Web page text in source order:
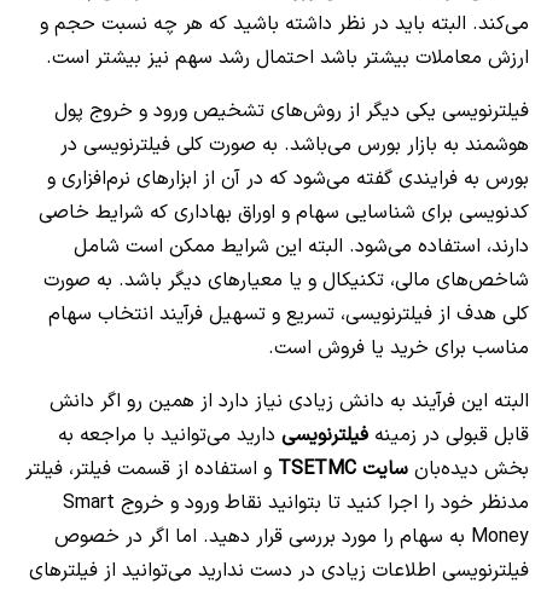
می‌کند. البته باید در نظر داشته باشید که هر چه نسبت حجم و
ارزش معاملات بیشتر باشد احتمال رشد سهم نیز بیشتر است.
فیلترنویسی یکی دیگر از روش‌های تشخیص ورود و خروج پول
هوشمند به بازار بورس می‌باشد. به صورت کلی فیلترنویسی در
بورس به فرایندی گفته می‌شود که در آن از ابزارهای نرم‌افزاری و
کدنویسی برای شناسایی سهام و اوراق بهاداری که شرایط خاصی
دارند، استفاده می‌شود. البته این شرایط ممکن است شامل
شاخص‌های مالی، تکنیکال و یا معیارهای دیگر باشد. به صورت
کلی هدف از فیلترنویسی، تسریع و تسهیل فرآیند انتخاب سهام
مناسب برای خرید یا فروش است.
البته این فرآیند به دانش زیادی نیاز دارد از همین رو اگر دانش
قابل قبولی در زمینه فیلترنویسی دارید می‌توانید با مراجعه به
بخش دیده‌بان سایت TSETMC
و استفاده از قسمت فیلتر، فیلتر
مدنظر خود را اجرا کنید تا بتوانید نقاط ورود و خروج Smart
Money به سهام را مورد بررسی قرار دهید. اما اگر در خصوص
فیلترنویسی اطلاعات زیادی در دست ندارید می‌توانید از فیلترهای